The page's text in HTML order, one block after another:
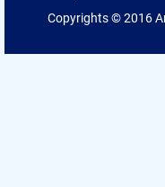
Copyrights © 2016